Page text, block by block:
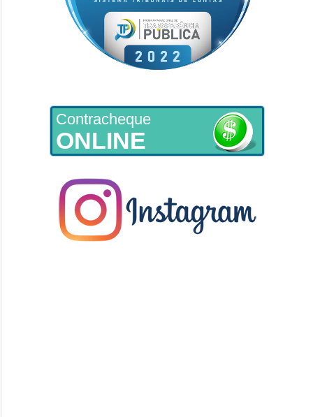
Contracheque
ONLINE